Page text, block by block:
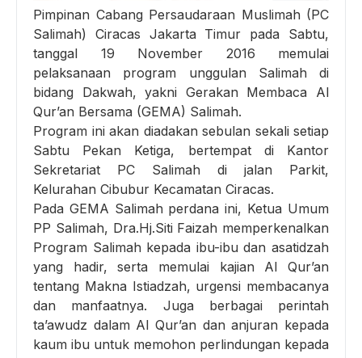
Pimpinan Cabang Persaudaraan Muslimah (PC
Salimah) Ciracas Jakarta Timur pada Sabtu,
tanggal 19 November 2016 memulai
pelaksanaan program unggulan Salimah di
bidang Dakwah, yakni Gerakan Membaca Al
Qur’an Bersama (GEMA) Salimah.
Program ini akan diadakan sebulan sekali setiap
Sabtu Pekan Ketiga, bertempat di Kantor
Sekretariat PC Salimah di jalan Parkit,
Kelurahan Cibubur Kecamatan Ciracas.
Pada GEMA Salimah perdana ini, Ketua Umum
PP Salimah, Dra.Hj.Siti Faizah memperkenalkan
Program Salimah kepada ibu-ibu dan asatidzah
yang hadir, serta memulai kajian Al Qur’an
tentang Makna Istiadzah, urgensi membacanya
dan manfaatnya. Juga berbagai perintah
ta’awudz dalam Al Qur’an dan anjuran kepada
kaum ibu untuk memohon perlindungan kepada